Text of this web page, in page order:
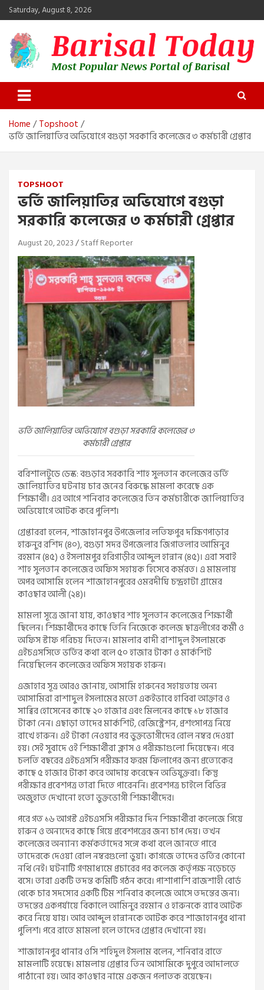
Skip
to
content
Saturday, August 8, 2026
Barisal Today
The Most Popular News Portal in Barisal
Home
Topshoot
ভর্তি জালিয়াতির অভিযোগে বগুড়া সরকারি কলেজের ৩ কর্মচারী গ্রেপ্তার
TOPSHOOT
ভর্তি জালিয়াতির অভিযোগে বগুড়া
সরকারি কলেজের ৩ কর্মচারী গ্রেপ্তার
August 20, 2023 Staff Reporter
ভর্তি জালিয়াতির অভিযোগে বগুড়া সরকারি কলেজের ৩
কর্মচারী গ্রেপ্তার
বরিশালটুডে ডেস্ক: বগুড়ার সরকারি শাহ সুলতান কলেজের ভর্তি
জালিয়াতির ঘটনায় চার জনের বিরুদ্ধে মামলা করেছে এক
শিক্ষার্থী। এর আগে শনিবার কলেজের তিন কর্মচারীকে জালিয়াতির
অভিযোগে আটক করে পুলিশ।
গ্রেপ্তাররা হলেন, শাজাহানপুর উপজেলার লতিফপুর দক্ষিণপাড়ার
হারুনুর রশিদ (৪০), বগুড়া সদর উপজেলার জিগাতলার আমিনুর
রহমান (৪৫) ও ইসলামপুর হরিগাড়ীর আব্দুল হান্নান (৪৫)। এরা সবাই
শাহ সুলতান কলেজের অফিস সহায়ক হিসেবে কর্মরত। এ মামলায়
অপর আসামি হলেন শাজাহানপুরের ওমরদীঘি চন্দ্রহাটা গ্রামের
কাওছার আলী (২৪)।
মামলা সূত্রে জানা যায়, কাওছার শাহ সুলতান কলেজের শিক্ষার্থী
ছিলেন। শিক্ষার্থীদের কাছে তিনি নিজেকে কলেজ ছাত্রলীগের কর্মী ও
অফিস স্টাফ পরিচয় দিতেন। মামলার বাদী রাশাদুল ইসলামকে
এইচএসসিতে ভর্তির কথা বলে ৫০ হাজার টাকা ও মার্কশিট
নিয়েছিলেন কলেজের অফিস সহায়ক হারুন।
এজাহার সূত্র আরও জানায়, আসামি হারুনের সহায়তায় অন্য
আসামিরা রাশাদুল ইসলামের মতো একইভাবে হাবিবা আক্তার ও
সাব্বির হোসেনের কাছে ২০ হাজার এবং মিলনের কাছে ১৮ হাজার
টাকা নেন। এছাড়া তাদের মার্কশিট, রেজিস্ট্রেশন, প্রশংসাপত্র নিয়ে
রাখে হারুন। এই টাকা নেওয়ার পর ভুক্তভোগীদের রোল নম্বর দেওয়া
হয়। সেই সুবাদে ওই শিক্ষার্থীরা ক্লাস ও পরীক্ষাগুলো দিয়েছেন। পরে
চলতি বছরের এইচএসসি পরীক্ষার ফরম ফিলাপের জন্য প্রত্যেকের
কাছে ৫ হাজার টাকা করে আদায় করেছেন অভিযুক্তরা। কিন্তু
পরীক্ষার প্রবেশপত্র তারা দিতে পারেননি। প্রবেশপত্র চাইলে বিভিন্ন
অজুহাত দেখানো হতো ভুক্তভোগী শিক্ষার্থীদের।
পরে গত ১৬ আগস্ট এইচএসসি পরীক্ষার দিন শিক্ষার্থীরা কলেজে গিয়ে
হারুন ও অন্যদের কাছে গিয়ে প্রবেশপত্রের জন্য চাপ দেয়। তখন
কলেজের অন্যান্য কর্মকর্তাদের সঙ্গে কথা বলে জানতে পারে
তাদেরকে দেওয়া রোল নম্বরগুলো ভুয়া। কাগজে তাদের ভর্তির কোনো
নথি নেই। ঘটনাটি গণমাধ্যমে প্রচারের পর কলেজ কর্তৃপক্ষ নড়েচড়ে
বসে। তারা একটি তদন্ত কমিটি গঠন করে। পাশাপাশি রাজশাহী বোর্ড
থেকে চার সদস্যের একটি টিম শনিবার কলেজে আসে তদন্তের জন্য।
তদন্তের একপর্যায়ে বিকালে আমিনুর রহমান ও হারুনকে র‌্যাব আটক
করে নিয়ে যায়। আর আব্দুল হান্নানকে আটক করে শাজাহানপুর থানা
পুলিশ। পরে রাতে মামলা হলে তাদের গ্রেপ্তার দেখানো হয়।
শাজাহানপুর থানার ওসি শহিদুল ইসলাম বলেন, শনিবার রাতে
মামলাটি হয়েছে। মামলায় গ্রেপ্তার তিন আসামিকে দুপুরে আদালতে
পাঠানো হয়। আর কাওছার নামে একজন পলাতক রয়েছেন।